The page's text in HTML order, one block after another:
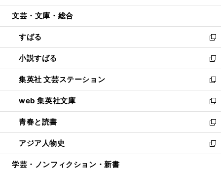
開
ウ
開
く
ン
ウ
で
開
く
ウ
ン
ド
ウ
で
開
く
文芸・文庫・総合
すばる
新
し
い
ウ
ィ
ン
ド
ウ
で
開
く
小説すばる
新
し
い
ウ
ィ
ン
ド
ウ
で
開
集英社 文芸ステーション
新
し
い
ウ
ィ
ン
ド
ウ
web 集英社文庫
新
し
い
ウ
ィ
ン
青春と読書
新
し
い
ウ
アジア人物史
新
し
学芸・ノンフィクション・新書